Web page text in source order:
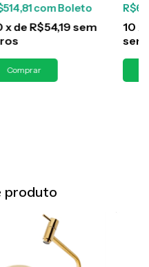
comBoleto
xde R$54,19 sem
10
produto